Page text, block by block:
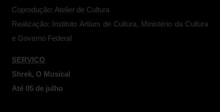
Coprodução: Atelier de Cultura
Realização: Instituto Artium de Cultura, Ministério da Cultura
e Governo Federal
SERVIÇO
Shrek, O Musical
Até 05 de julho